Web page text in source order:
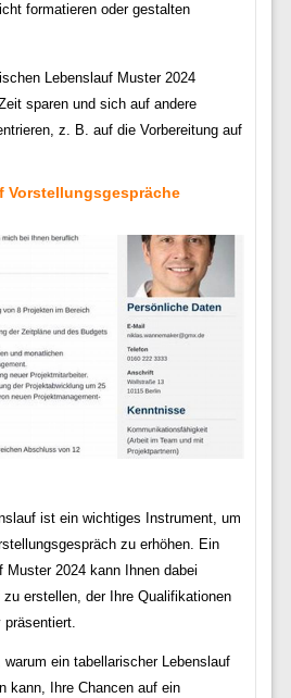
formatieren oder gestalten
Lebenslauf Muster 2024
sparen und sich auf andere
z. B. auf die Vorbereitung auf
Vorstellungsgespräche
ist ein wichtiges Instrument, um
zu erhöhen. Ein
Muster 2024 kann Ihnen dabei
zu erstellen, der Ihre Qualifikationen
präsentiert.
warum ein tabellarischer Lebenslauf
kann, Ihre Chancen auf ein